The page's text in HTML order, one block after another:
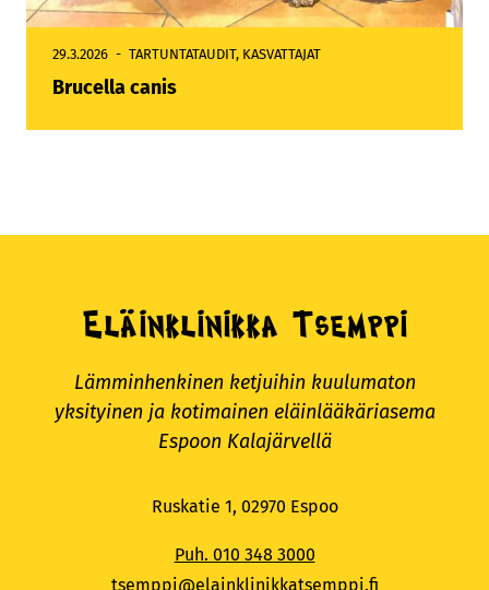
29.3.2026 TARTUNTATAUDIT, KASVATTAJAT
Brucella canis
Eläinklinikka Tsemppi
Lämminhenkinen ketjuihin kuulumaton
yksityinen ja kotimainen eläinlääkäriasema
Espoon Kalajärvellä
Ruskatie 1, 02970 Espoo
Puh. 010 348 3000
tsemppi@elainklinikkatsemppi.fi